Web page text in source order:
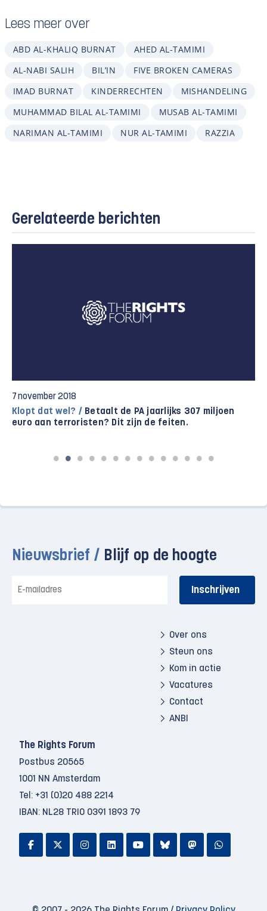
Lees meer over
ABD AL-KHALIQ BURNAT
AHED AL-TAMIMI
AL-NABI SALIH
BIL’IN
FIVE BROKEN CAMERAS
IMAD BURNAT
KINDERRECHTEN
MISHANDELING
MUHAMMAD BILAL AL-TAMIMI
MUSAB AL-TAMIMI
NARIMAN AL-TAMIMI
NUR AL-TAMIMI RAZZIA
Gerelateerde berichten
7 november 2018
Klopt dat wel? / Betaalt de PA jaarlijks 307 miljoen
euro aan terroristen? Dit zijn de feiten.
Nieuwsbrief / Blijf op de hoogte
mailadres
Over ons
Steun ons
Kom in actie
Vacatures
Contact
ANBI
The Rights Forum
Postbus 20565
1001 NN Amsterdam
Tel: +31 (0)20 488 2214
IBAN: NL28 TRIO 0391 1893 79